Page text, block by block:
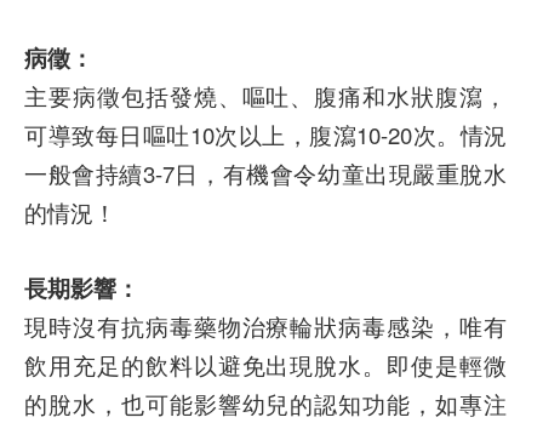
病徵：
主要病徵包括發燒、嘔吐、腹痛和水狀腹瀉，
可導致每日嘔吐10次以上，腹瀉10-20次。情況
一般會持續3-7日，有機會令幼童出現嚴重脫水
的情況！
長期影響：
現時沒有抗病毒藥物治療輪狀病毒感染，唯有
飲用充足的飲料以避免出現脫水。即使是輕微
的脫水，也可能影響幼兒的認知功能，如專注